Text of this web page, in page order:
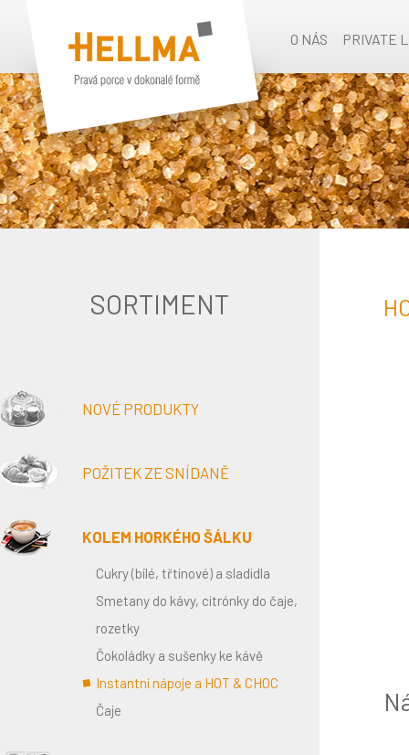
O NÁS PRIVATE
SORTIMENT
NOVÉ PRODUKTY
POŽITEK ZE SNÍDANĚ
KOLEM HORKÉHO ŠÁLKU
Cukry (bílé, třtinové) a sladidla
Smetany do kávy, citrónky do čaje,
rozetky
Čokoládky a sušenky ke kávě
Instantní nápoje a HOT & CHOC
Čaje